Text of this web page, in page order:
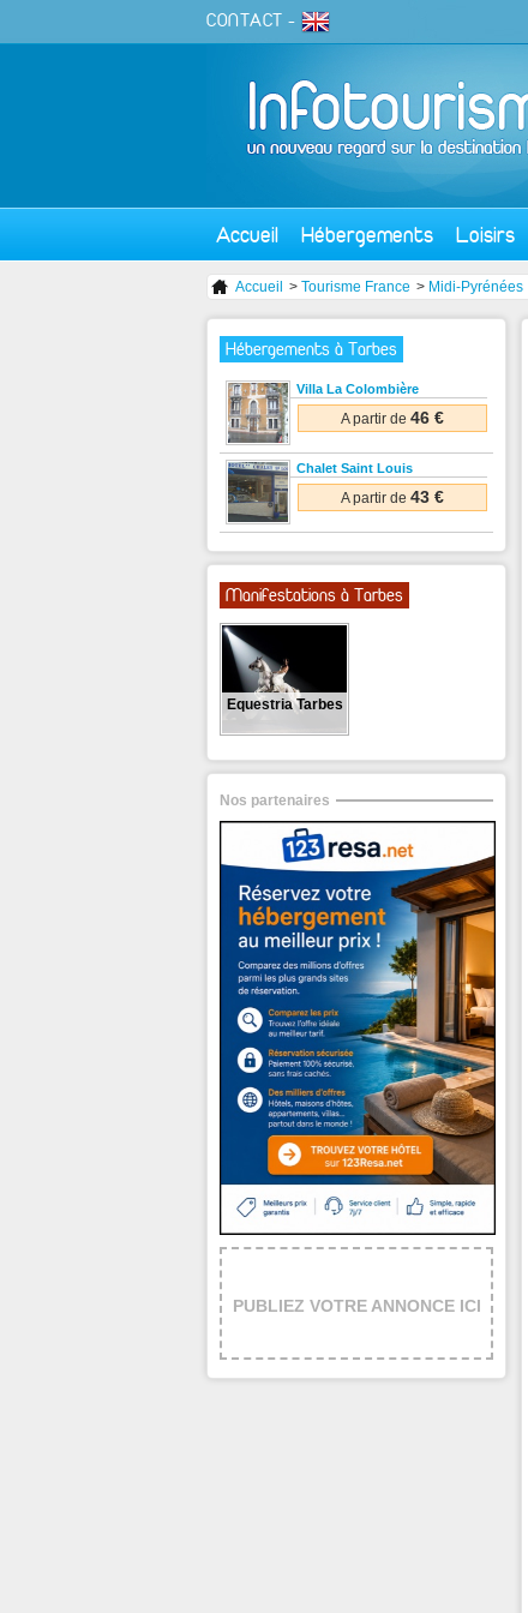
CONTACT -
Accueil Hébergements Loisirs
Accueil > Tourisme France > Midi-Pyrénées
Hébergements à Tarbes
Villa La Colombière
A partir de 46 €
Chalet Saint Louis
A partir de 43 €
Manifestations à Tarbes
Equestria Tarbes
Nos partenaires
PUBLIEZ VOTRE ANNONCE ICI